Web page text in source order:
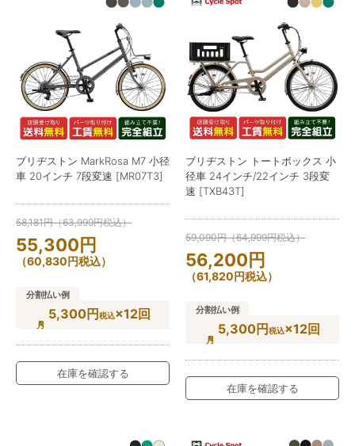
ブリヂストン MarkRosa M7 小径
車 20インチ 7段変速 [MR07T3]
58,181円（63,999円税込）
55,300円
（60,830円税込）
分割払い例
5,300円税込×12回
在庫を確認する
ブリヂストン トートボックス 小
径車 24インチ/22インチ 3段変
速 [TXB43T]
59,090円（64,999円税込）
56,200円
（61,820円税込）
分割払い例
5,300円税込×12回
在庫を確認する